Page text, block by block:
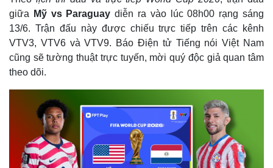
Nhận diện sự thật
Dấu ấn VOV
Việc làm
Biển đảo
giữa
Mỹ vs Paraguay diễn ra vào lúc 08h00 rạng sáng
13/6. Trận đấu này được chiếu trực tiếp trên các kênh
VTV3, VTV6 và VTV9. Báo Điện tử Tiếng nói Việt Nam
cũng sẽ tường thuật trực tuyến, mời quý độc giả quan tâm
theo dõi.